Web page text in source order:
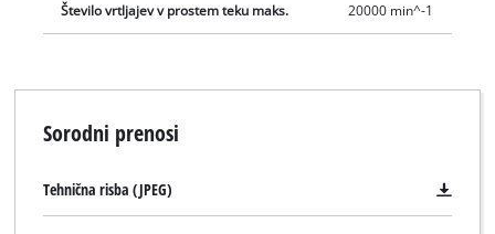
Za nalaganje storitve Google Maps
potrebujemo vaše soglasje!
Število vrtljajev v prostem teku maks. 20000 min^-1
Sorodni prenosi
Tehnična risba (JPEG)